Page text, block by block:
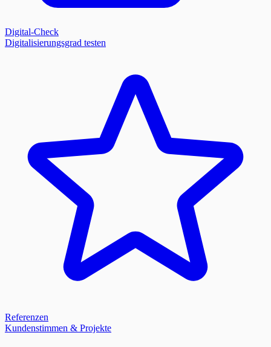
Digital-Check
Digitalisierungsgrad testen
Referenzen
Kundenstimmen & Projekte